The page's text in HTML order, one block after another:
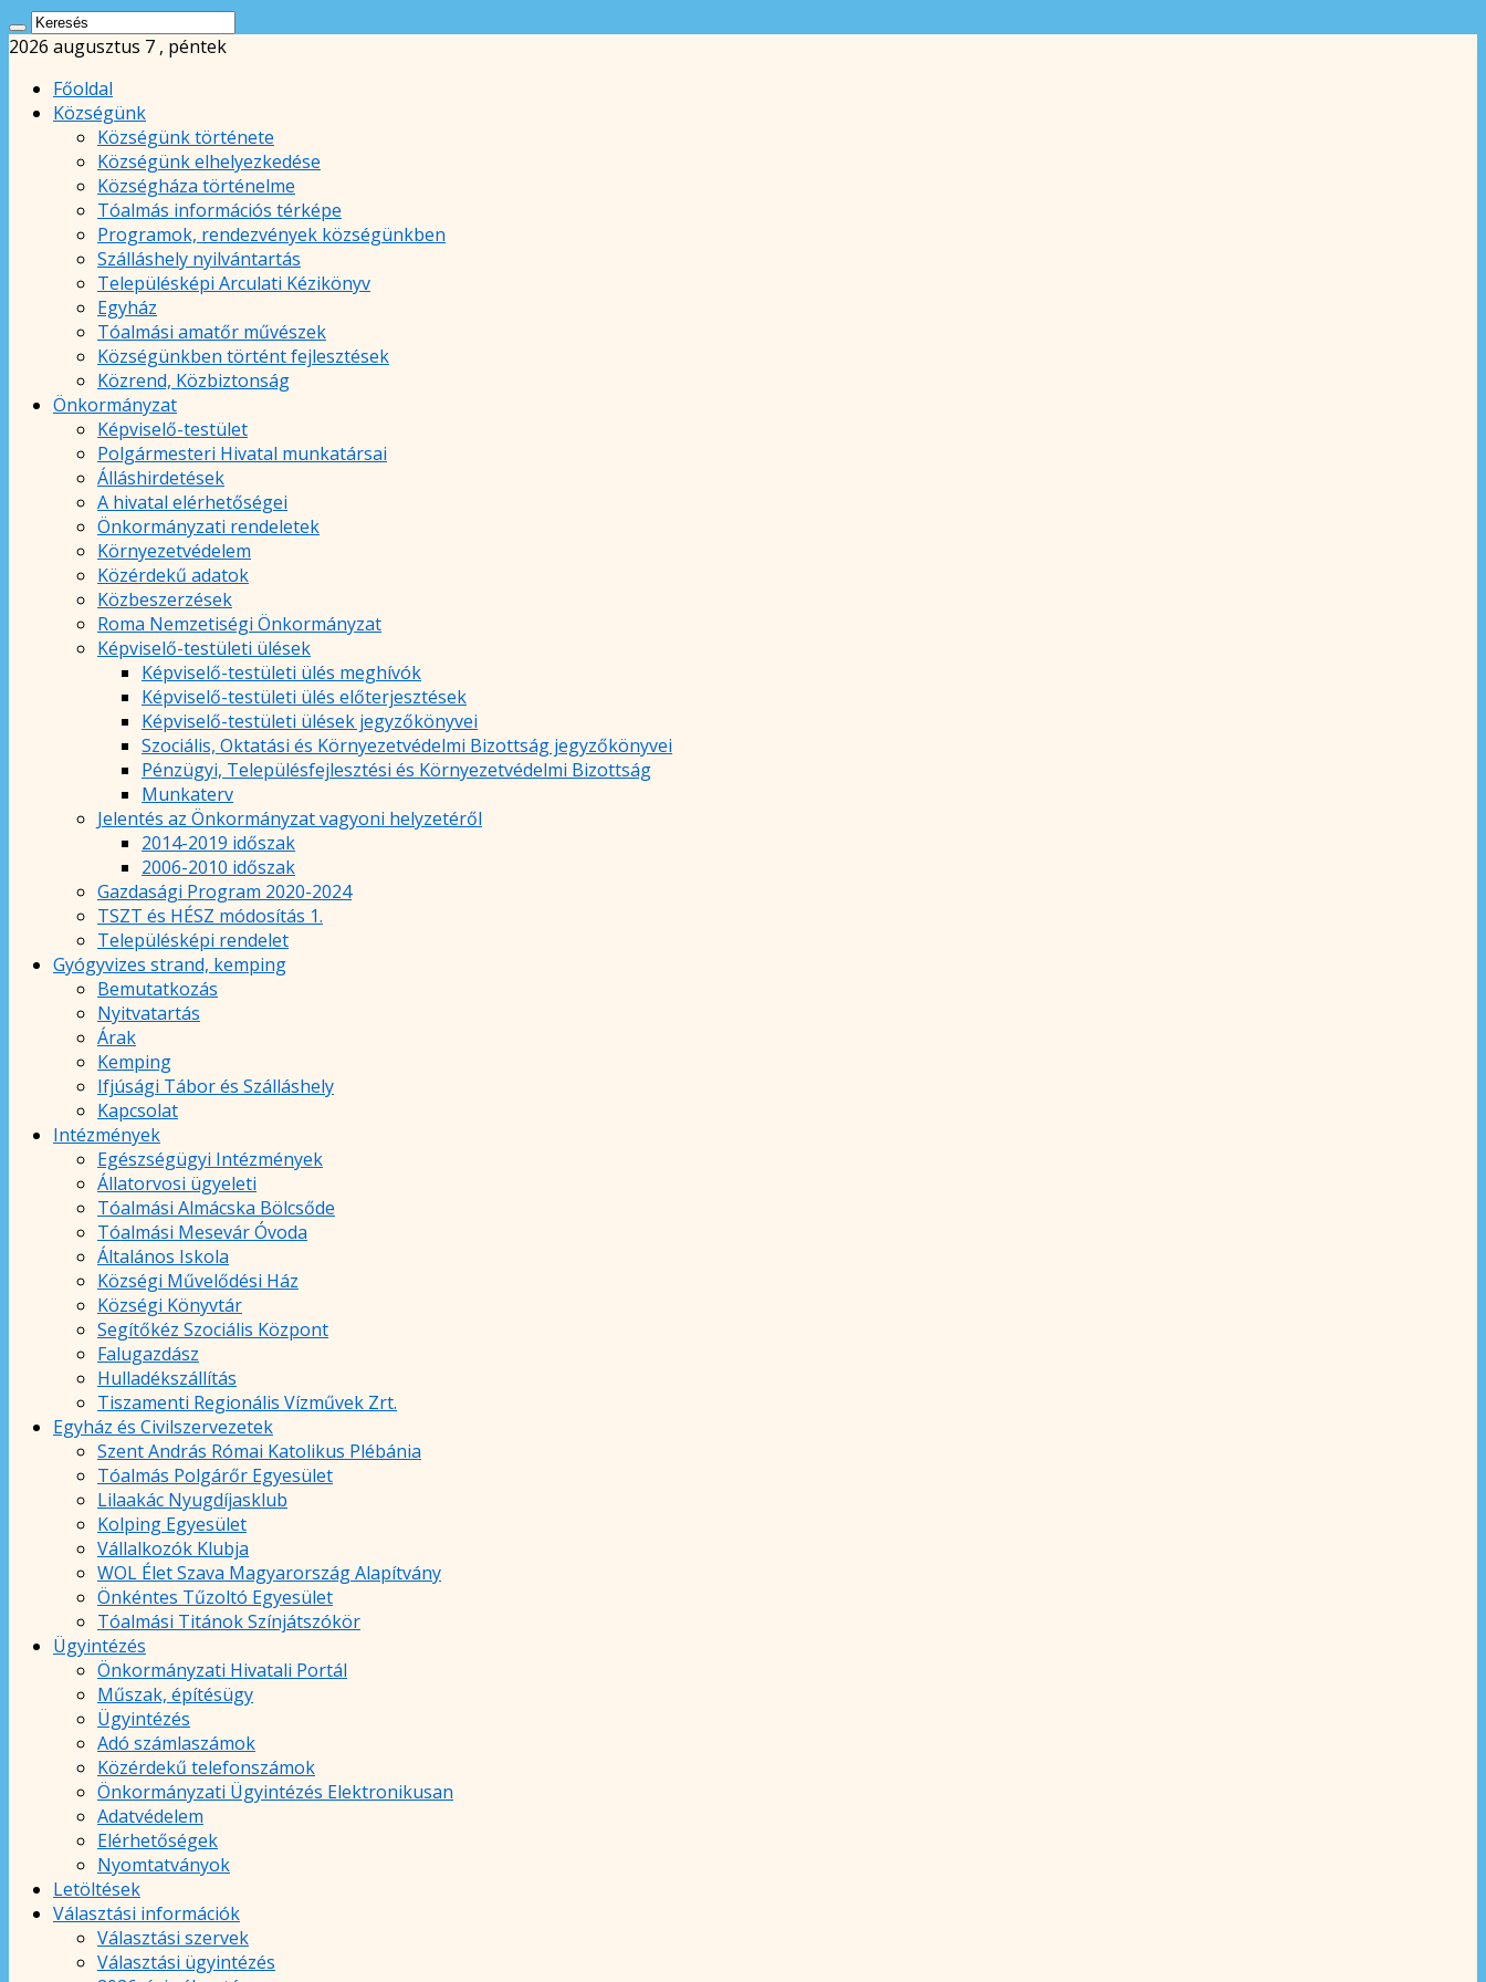
2026 augusztus 7 , péntek
Főoldal
Községünk
Községünk története
Községünk elhelyezkedése
Községháza történelme
Tóalmás információs térképe
Programok, rendezvények községünkben
Szálláshely nyilvántartás
Településképi Arculati Kézikönyv
Egyház
Tóalmási amatőr művészek
Községünkben történt fejlesztések
Közrend, Közbiztonság
Önkormányzat
Képviselő-testület
Polgármesteri Hivatal munkatársai
Álláshirdetések
A hivatal elérhetőségei
Önkormányzati rendeletek
Környezetvédelem
Közérdekű adatok
Közbeszerzések
Roma Nemzetiségi Önkormányzat
Képviselő-testületi ülések
Képviselő-testületi ülés meghívók
Képviselő-testületi ülés előterjesztések
Képviselő-testületi ülések jegyzőkönyvei
Szociális, Oktatási és Környezetvédelmi Bizottság jegyzőkönyvei
Pénzügyi, Településfejlesztési és Környezetvédelmi Bizottság
Munkaterv
Jelentés az Önkormányzat vagyoni helyzetéről
2014-2019 időszak
2006-2010 időszak
Gazdasági Program 2020-2024
TSZT és HÉSZ módosítás 1.
Településképi rendelet
Gyógyvizes strand, kemping
Bemutatkozás
Nyitvatartás
Árak
Kemping
Ifjúsági Tábor és Szálláshely
Kapcsolat
Intézmények
Egészségügyi Intézmények
Állatorvosi ügyeleti
Tóalmási Almácska Bölcsőde
Tóalmási Mesevár Óvoda
Általános Iskola
Községi Művelődési Ház
Községi Könyvtár
Segítőkéz Szociális Központ
Falugazdász
Hulladékszállítás
Tiszamenti Regionális Vízművek Zrt.
Egyház és Civilszervezetek
Szent András Római Katolikus Plébánia
Tóalmás Polgárőr Egyesület
Lilaakác Nyugdíjasklub
Kolping Egyesület
Vállalkozók Klubja
WOL Élet Szava Magyarország Alapítvány
Önkéntes Tűzoltó Egyesület
Tóalmási Titánok Színjátszókör
Ügyintézés
Önkormányzati Hivatali Portál
Műszak, építésügy
Ügyintézés
Adó számlaszámok
Közérdekű telefonszámok
Önkormányzati Ügyintézés Elektronikusan
Adatvédelem
Elérhetőségek
Nyomtatványok
Letöltések
Választási információk
Választási szervek
Választási ügyintézés